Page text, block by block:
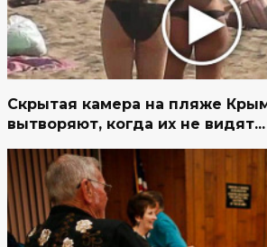
Скрытая камера на пляже
вытворяют, когда их не видят...